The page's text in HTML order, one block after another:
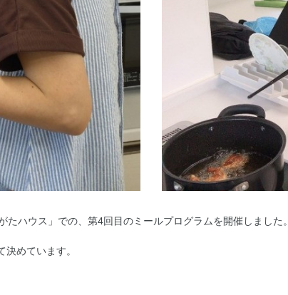
ハウス」での、第4回目のミールプログラムを開催しました。
めています。